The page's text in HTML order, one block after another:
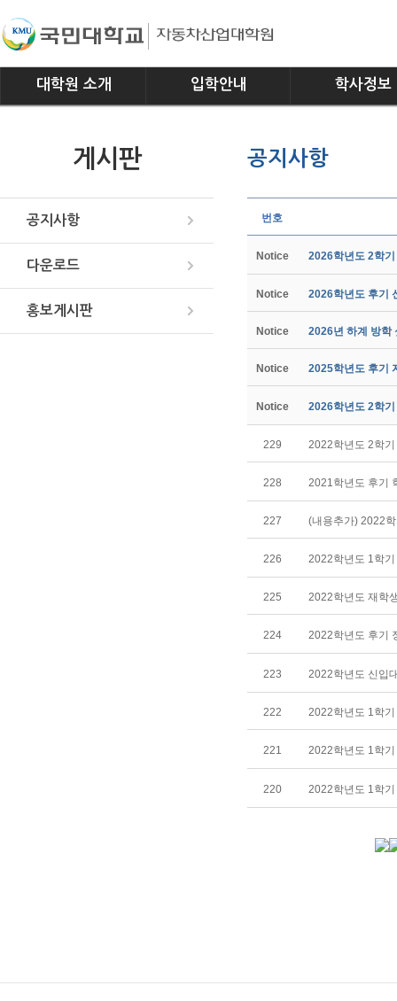
대학원 소개 입학안내 학사정보
교과과정
게시판
공지사항
다운로드
홍보게시판
공지사항
번호
Notice 2026학년도 2학
Notice 2026학년도 후기
Notice 2026년 하계 방학
Notice 2025학년도 후기
Notice 2026학년도 2학
229 2022학년도 2학
228 2021학년도 후기
227 (내용추가) 2022
226 2022학년도 1학
225 2022학년도 재학
224 2022학년도 후기
223 2022학년도 신입
222 2022학년도 1학
221 2022학년도 1학
220 2022학년도 1학